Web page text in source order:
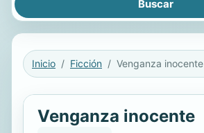
Inicio Ficción Venganza inocente
Venganza inocente